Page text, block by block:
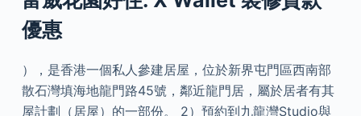
優惠
），是香港一個私人參建居屋，位於新界屯門區西南部
散石灣填海地龍門路45號，鄰近龍門居，屬於居者有其
屋計劃（居屋）的一部份。 2）預約到九龍灣Studio與